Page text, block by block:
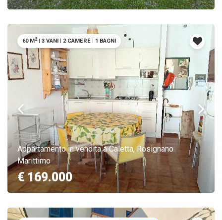
Appartamento in vendita a Caletta, Rosignano
Marittimo
€ 169.000
60 M2 | 3 VANI | 2 CAMERE | 1 BAGNI